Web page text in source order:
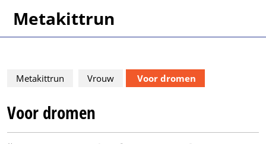
Metakittrun
Metakittrun Vrouw Voor dromen
Voor dromen